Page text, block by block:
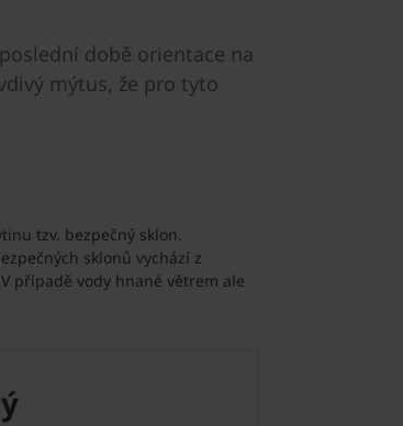
době orientace na
mýtus, že pro tyto
tzv. bezpečný sklon.
sklonů vychází z
případě vody hnané větrem ale